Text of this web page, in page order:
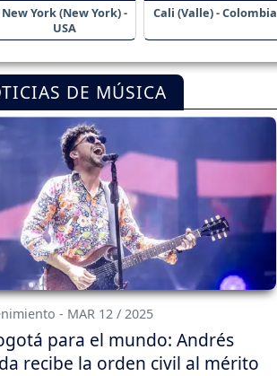
New York (New York) -
USA
Cali (Valle) - Colombia
DE MÚSICA
- MAR 12 / 2025
para el mundo: Andrés
recibe la orden civil al mérito